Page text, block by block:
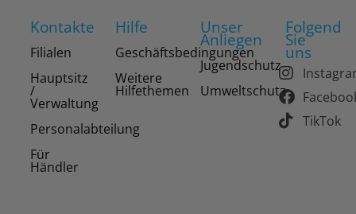
Kontakte
Filialen
Hauptsitz
/
Verwaltung
Personalabteilung
Für
Händler
Hilfe
Geschäftsbedingungen
Weitere
Hilfethemen
Unser
Anliegen
Jugendschutz
Umweltschutz
Folgend
Sie
uns
TikTok